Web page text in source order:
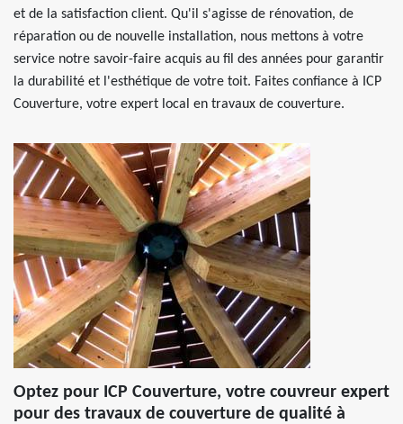
et de la satisfaction client. Qu'il s'agisse de rénovation, de
réparation ou de nouvelle installation, nous mettons à votre
service notre savoir-faire acquis au fil des années pour garantir
la durabilité et l'esthétique de votre toit. Faites confiance à ICP
Couverture, votre expert local en travaux de couverture.
Optez pour ICP Couverture, votre couvreur expert
pour des travaux de couverture de qualité à